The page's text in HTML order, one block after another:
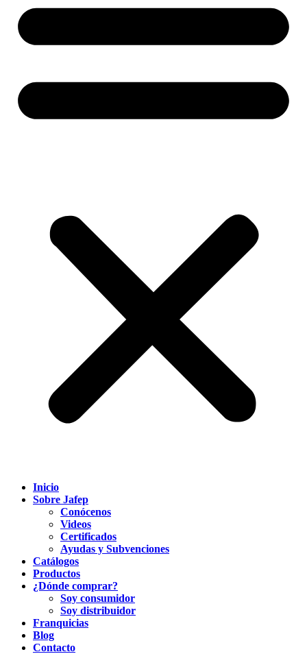
Inicio
Sobre Jafep
Conócenos
Videos
Certificados
Ayudas y Subvenciones
Catálogos
Productos
¿Dónde comprar?
Soy consumidor
Soy distribuidor
Franquicias
Blog
Contacto